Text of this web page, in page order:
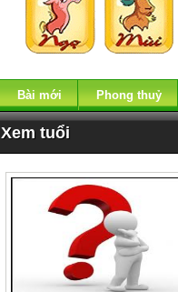
Bài mới Phong thuỷ
Xem tuổi